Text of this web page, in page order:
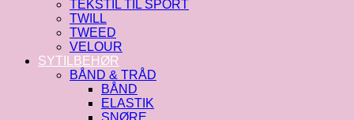
TEKSTIL TIL SPORT
TWILL
TWEED
VELOUR
SYTILBEHØR
BÅND & TRÅD
BÅND
ELASTIK
SNØRE